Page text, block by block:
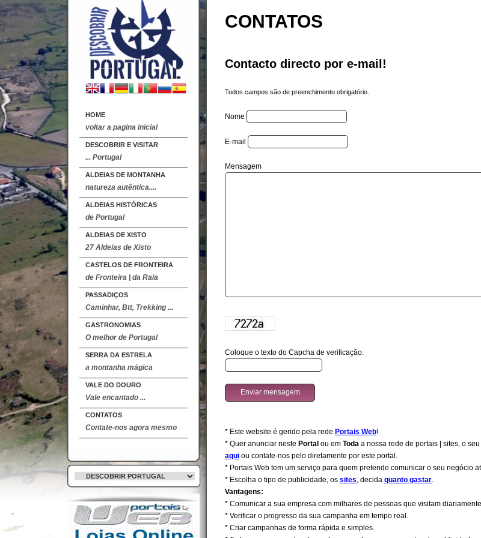
HOME
voltar a pagina inicial
DESCOBRIR E VISITAR
... Portugal
ALDEIAS DE MONTANHA
natureza autêntica....
ALDEIAS HISTÓRICAS
de Portugal
ALDEIAS DE XISTO
27 Aldeias de Xisto
CASTELOS DE FRONTEIRA
de Fronteira | da Raia
PASSADIÇOS
Caminhar, Btt, Trekking ...
GASTRONOMIAS
O melhor de Portugal
SERRA DA ESTRELA
a montanha mágica
VALE DO DOURO
Vale encantado ...
CONTATOS
Contate-nos agora mesmo
CONTATOS
Contacto directo por e-mail!
Todos campos são de preenchimento obrigatório.
Nome
E-mail
Mensagem
Coloque o texto do Capcha de verificação:
* Este website é gerido pela rede Portais Web!
* Quer anunciar neste Portal ou em Toda a nossa rede de portais | sites, o seu
aqui ou contate-nos pelo diretamente por este portal.
* Portais Web tem um serviço para quem pretende comunicar o seu negócio
* Escolha o tipo de publicidade, os sites, decida quanto gastar.
Vantagens:
* Comunicar a sua empresa com milhares de pessoas que visitam
* Verificar o progresso da sua campanha em tempo real.
* Criar campanhas de forma rápida e simples.